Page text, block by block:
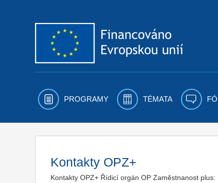
PROGRAMY TÉMATA
Kontakty OPZ+
Kontakty OPZ+ Řídicí orgán OP Zaměstnanost plus: